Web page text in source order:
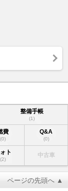
整備手帳
(1)
費
(0)
Q&A
(0)
ト
(2)
中古車
ページの先頭へ ▲